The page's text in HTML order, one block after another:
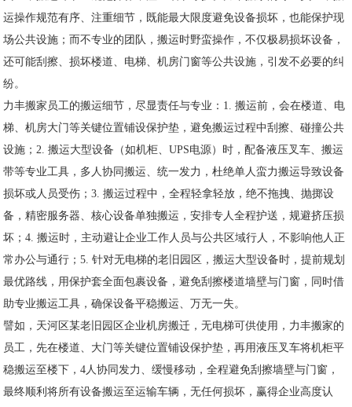
运操作规范有序、注重细节，既能最大限度避免设备损坏，也能保护现
场公共设施；而不专业的团队，搬运时野蛮操作，不仅极易损坏设备，
还可能刮擦、损坏楼道、电梯、机房门窗等公共设施，引发不必要的纠
纷。
力丰搬家员工的搬运细节，尽显责任与专业：1. 搬运前，会在楼道、电
梯、机房大门等关键位置铺设保护垫，避免搬运过程中刮擦、碰撞公共
设施；2. 搬运大型设备（如机柜、UPS电源）时，配备液压叉车、搬运
带等专业工具，多人协同搬运、统一发力，杜绝单人蛮力搬运导致设备
损坏或人员受伤；3. 搬运过程中，全程轻拿轻放，绝不拖拽、抛掷设
备，精密服务器、核心设备单独搬运，安排专人全程护送，规避挤压损
坏；4. 搬运时，主动避让企业工作人员与公共区域行人，不影响他人正
常办公与通行；5. 针对无电梯的老旧园区，搬运大型设备时，提前规划
最优路线，用保护套全面包裹设备，避免刮擦楼道墙壁与门窗，同时借
助专业搬运工具，确保设备平稳搬运、万无一失。
譬如，天河区某老旧园区企业机房搬迁，无电梯可供使用，力丰搬家的
员工，先在楼道、大门等关键位置铺设保护垫，再用液压叉车将机柜平
稳搬运至楼下，4人协同发力、缓慢移动，全程避免刮擦墙壁与门窗，
最终顺利将所有设备搬运至运输车辆，无任何损坏，赢得企业高度认